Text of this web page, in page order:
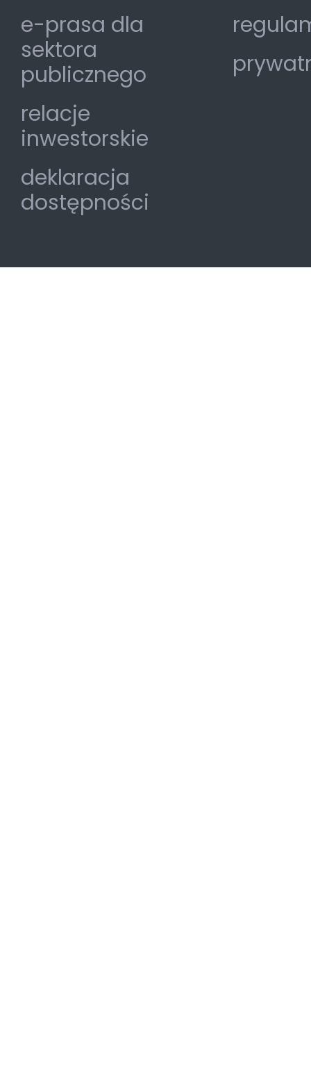
e-prasa dla
sektora
publicznego
relacje
inwestorskie
deklaracja
dostępności